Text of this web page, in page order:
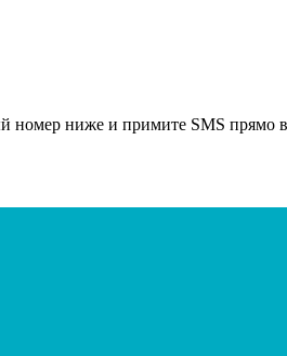
номер ниже и примите SMS прямо в